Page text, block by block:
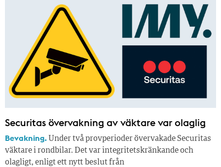
Securitas övervakning av väktare var olaglig
Bevakning. Under två provperioder övervakade Securitas
väktare i rondbilar. Det var integritetskränkande och
olagligt, enligt ett nytt beslut från